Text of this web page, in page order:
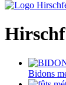
Bidons